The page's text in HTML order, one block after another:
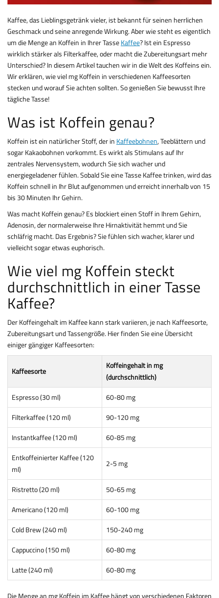
Kaffee, das Lieblingsgetränk vieler, ist bekannt für seinen herrlichen
Geschmack und seine anregende Wirkung. Aber wie steht es eigentlich
um die Menge an Koffein in Ihrer TasseKaffee? Ist ein Espresso
wirklich stärker als Filterkaffee, oder macht die Zubereitungsart mehr
Unterschied? In diesem Artikel tauchen wir in die Welt des Koffeins ein.
Wir erklären, wie viel mg Koffein in verschiedenen Kaffeesorten
stecken und worauf Sie achten sollten. So genießen Sie bewusst Ihre
tägliche Tasse!
Was ist Koffein genau?
Koffein ist ein natürlicher Stoff, der in Kaffeebohnen, Teeblättern und
sogar Kakaobohnen vorkommt. Es wirkt als Stimulans auf Ihr
zentrales Nervensystem, wodurch Sie sich wacher und
energiegeladener fühlen. Sobald Sie eine Tasse Kaffee trinken, wird das
Koffein schnell in Ihr Blut aufgenommen und erreicht innerhalb von 15
bis 30 Minuten Ihr Gehirn.
Was macht Koffein genau? Es blockiert einen Stoff in Ihrem Gehirn,
Adenosin, der normalerweise Ihre Hirnaktivität hemmt und Sie
schläfrig macht. Das Ergebnis? Sie fühlen sich wacher, klarer und
vielleicht sogar etwas euphorisch.
Wie viel mg Koffein steckt
durchschnittlich in einer Tasse
Kaffee?
Der Koffeingehalt im Kaffee kann stark variieren, je nach Kaffeesorte,
Zubereitungsart und Tassengröße. Hier finden Sie eine Übersicht
einiger gängiger Kaffeesorten:
Kaffeesorte
Koffeingehalt in mg
(durchschnittlich)
Espresso (30 ml)
60-80 mg
Filterkaffee (120 ml)
90-120 mg
Instantkaffee (120 ml)
60-85 mg
Entkoffeinierter Kaffee (120
ml)
2-5 mg
Ristretto (20 ml)
50-65 mg
Americano (120 ml)
60-100 mg
Cold Brew (240 ml)
150-240 mg
Cappuccino (150 ml)
60-80 mg
Latte (240 ml)
60-80 mg